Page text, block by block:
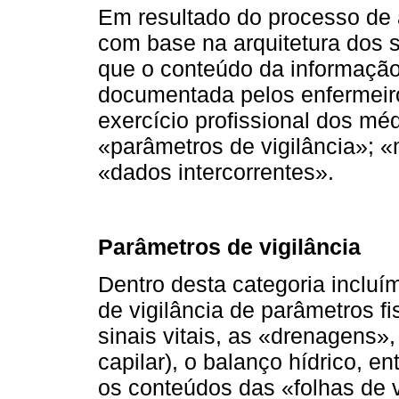
Em resultado do processo
com base na arquitetura dos
que o conteúdo da
documentada pelos
exercício profissional dos
«parâmetros de vigilância»;
«dados intercorrentes».
Parâmetros de vigilância
Dentro desta categoria
de vigilância de parâmetros
sinais vitais, as
capilar), o balanço hídrico,
os conteúdos das «folhas de